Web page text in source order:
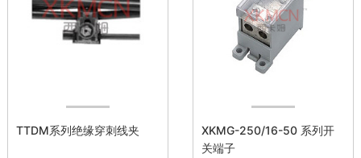
TTDM系列绝缘穿刺线夹
XKMG-250/16-50 系列开
关端子